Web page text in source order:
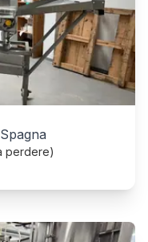
Spagna
perdere)